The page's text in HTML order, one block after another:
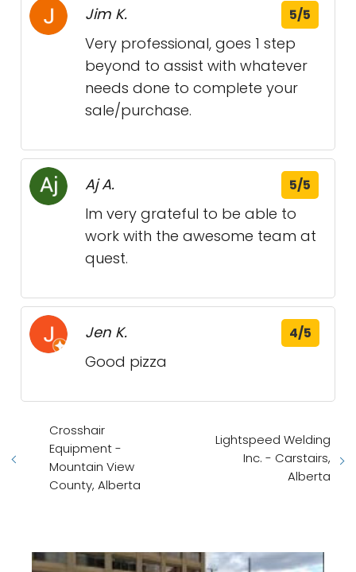
Jim K. 5/5
Very professional, goes 1 step
beyond to assist with whatever
needs done to complete your
sale/purchase.
Aj A. 5/5
Im very grateful to be able to
work with the awesome team at
quest.
Jen K. 4/5
Good pizza
Crosshair
Equipment -
Mountain View
County, Alberta
Lightspeed Welding
Inc. - Carstairs,
Alberta